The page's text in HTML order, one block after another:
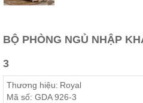
Nội
Phòng
Ngủ
ngủ, tủ
áo, bàn
trang
điểm
BỘ PHÒNG NGỦ NHẬP
3
Thương hiệu: Royal
Mã số: GDA 926-3